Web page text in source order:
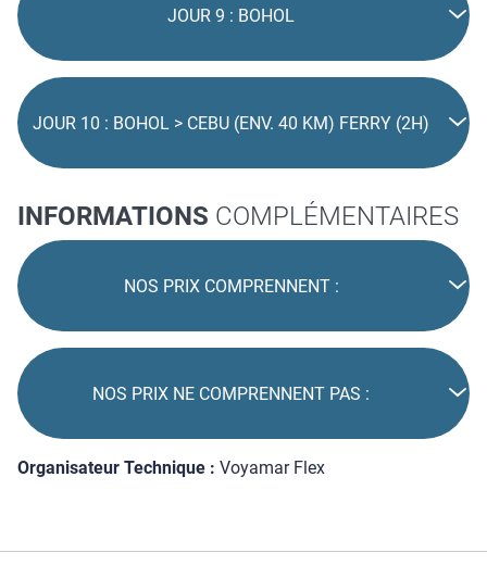
JOUR 9 : BOHOL
JOUR 10 : BOHOL > CEBU (ENV. 40 KM) FERRY (2H)
INFORMATIONS COMPLÉMENTAIRES
NOS PRIX COMPRENNENT :
NOS PRIX NE COMPRENNENT PAS :
Organisateur Technique : Voyamar Flex